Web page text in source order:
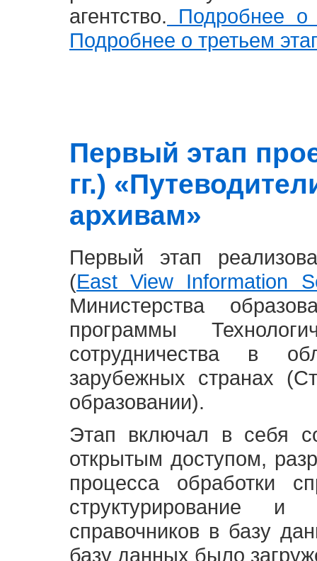
агентство. Подробнее о
Подробнее о третьем
Первый этап
гг.)
архивам»
Первый этап
(East View Information
Министерства
программы
сотрудничества в
зарубежных странах
образовании).
Этап включал в себя
открытым доступом,
процесса обработки
структурирование и
справочников в базу
базу данных было